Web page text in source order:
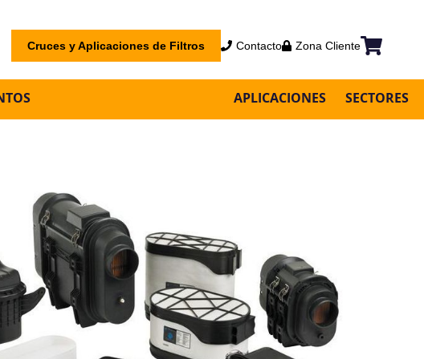
Cruces y Aplicaciones de Filtros Contacto Zona Cliente
Mi cesta
SECTORES
APLICACIONES